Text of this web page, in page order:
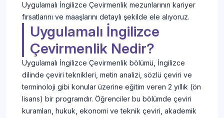
Uygulamalı İngilizce Çevirmenlik mezunlarının kariyer
fırsatlarını ve maaşlarını detaylı şekilde ele alıyoruz.
Uygulamalı İngilizce
Çevirmenlik Nedir?
Uygulamalı İngilizce Çevirmenlik bölümü, İngilizce
dilinde çeviri teknikleri, metin analizi, sözlü çeviri ve
terminoloji gibi konular üzerine eğitim veren 2 yıllık (ön
lisans) bir programdır. Öğrenciler bu bölümde çeviri
kuramları, hukuk, ekonomi ve teknik çeviri, akademik